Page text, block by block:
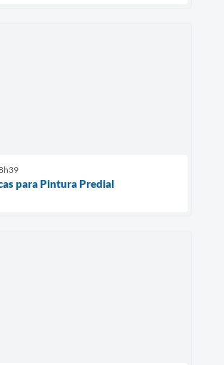
para Pintura Predial